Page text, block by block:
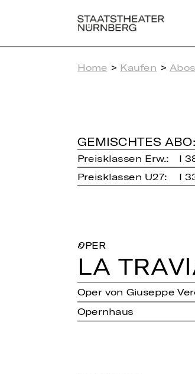
Home > Kaufen > Abos
GEMISCHTES
Preisklassen Erw.: I
Preisklassen U27: I
OPER
LA
Oper von Giuseppe
Opernhaus